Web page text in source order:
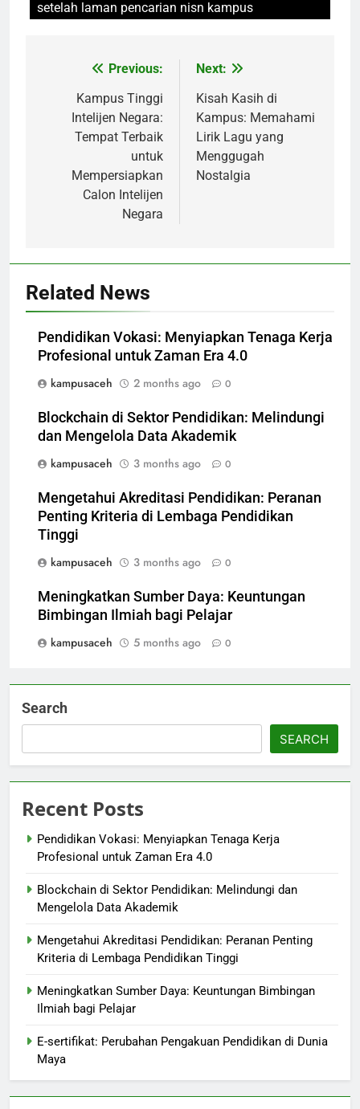
setelah laman pencarian nisn kampus
navigation
Previous:
Kampus Tinggi
Intelijen Negara:
Tempat Terbaik
untuk
Mempersiapkan
Calon Intelijen
Negara
Next:
Kisah Kasih di
Kampus: Memahami
Lirik Lagu yang
Menggugah
Nostalgia
Related News
Pendidikan Vokasi: Menyiapkan Tenaga Kerja
Profesional untuk Zaman Era 4.0
kampusaceh
2 months ago 0
Blockchain di Sektor Pendidikan: Melindungi
dan Mengelola Data Akademik
kampusaceh
3 months ago 0
Mengetahui Akreditasi Pendidikan: Peranan
Penting Kriteria di Lembaga Pendidikan
Tinggi
kampusaceh
3 months ago 0
Meningkatkan Sumber Daya: Keuntungan
Bimbingan Ilmiah bagi Pelajar
kampusaceh
5 months ago 0
Search
SEARCH
Recent Posts
Pendidikan Vokasi: Menyiapkan Tenaga Kerja
Profesional untuk Zaman Era 4.0
Blockchain di Sektor Pendidikan: Melindungi dan
Mengelola Data Akademik
Mengetahui Akreditasi Pendidikan: Peranan Penting
Kriteria di Lembaga Pendidikan Tinggi
Meningkatkan Sumber Daya: Keuntungan Bimbingan
Ilmiah bagi Pelajar
E-sertifikat: Perubahan Pengakuan Pendidikan di Dunia
Maya